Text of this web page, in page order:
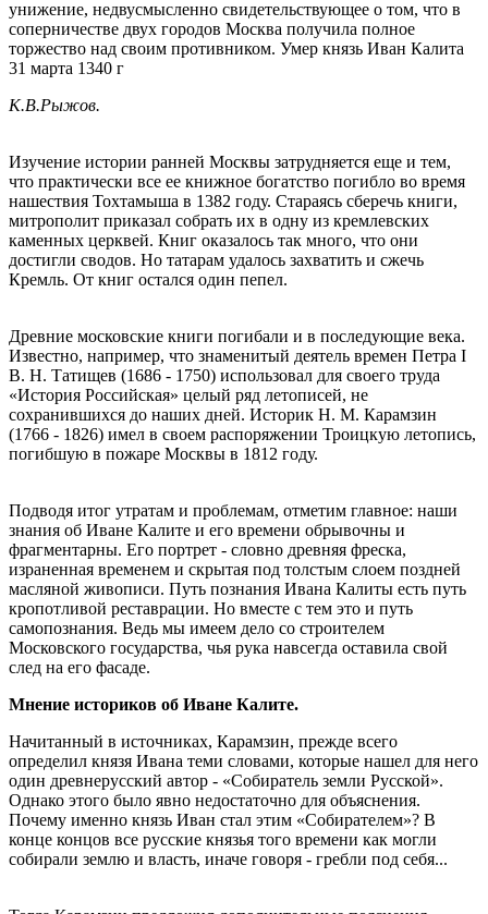
унижение, недвусмысленно свидетельствующее о том, что в
соперничестве двух городов Москва получила полное
торжество над своим противником. Умер князь Иван Калита
31 марта 1340 г
К.В.Рыжов.
Изучение истории ранней Москвы затрудняется еще и тем,
что практически все ее книжное богатство погибло во время
нашествия Тохтамыша в 1382 году. Стараясь сберечь книги,
митрополит приказал собрать их в одну из кремлевских
каменных церквей. Книг оказалось так много, что они
достигли сводов. Но татарам удалось захватить и сжечь
Кремль. От книг остался один пепел.
Древние московские книги погибали и в последующие века.
Известно, например, что знаменитый деятель времен Петра I
В. Н. Татищев (1686 - 1750) использовал для своего труда
«История Российская» целый ряд летописей, не
сохранившихся до наших дней. Историк Н. М. Карамзин
(1766 - 1826) имел в своем распоряжении Троицкую летопись,
погибшую в пожаре Москвы в 1812 году.
Подводя итог утратам и проблемам, отметим главное: наши
знания об Иване Калите и его времени обрывочны и
фрагментарны. Его портрет - словно древняя фреска,
израненная временем и скрытая под толстым слоем поздней
масляной живописи. Путь познания Ивана Калиты есть путь
кропотливой реставрации. Но вместе с тем это и путь
самопознания. Ведь мы имеем дело со строителем
Московского государства, чья рука навсегда оставила свой
след на его фасаде.
Мнение историков об Иване Калите.
Начитанный в источниках, Карамзин, прежде всего
определил князя Ивана теми словами, которые нашел для него
один древнерусский автор - «Собиратель земли Русской».
Однако этого было явно недостаточно для объяснения.
Почему именно князь Иван стал этим «Собирателем»? В
конце концов все русские князья того времени как могли
собирали землю и власть, иначе говоря - гребли под себя...